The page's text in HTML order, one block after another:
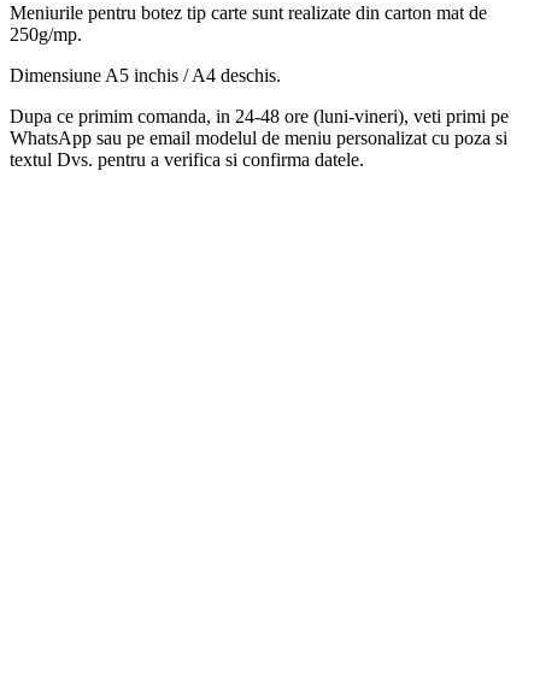
Meniurile pentru botez tip carte sunt realizate din carton mat de
250g/mp.
Dimensiune A5 inchis / A4 deschis.
Dupa ce primim comanda, in 24-48 ore (luni-vineri), veti primi pe
WhatsApp sau pe email modelul de meniu personalizat cu poza si
textul Dvs. pentru a verifica si confirma datele.